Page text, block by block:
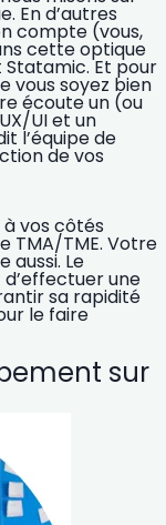
. En d’autres
compte (vous,
cette optique
Et pour
vous soyez bien
écoute un (ou
UI et un
l’équipe de
de vos
vos côtés
TMA/TME. Votre
aussi. Le
d’effectuer une
sa rapidité
le faire
sur